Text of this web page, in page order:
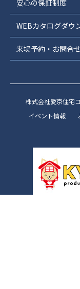
安心の保証制度
WEBカタログダウ
来場予約・お問合
株式会社愛京住宅
イベント情報